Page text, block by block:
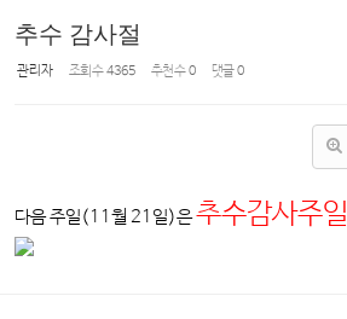
추수 감사절
관리자 조회 수4365 추천 수0 댓글0
다음 주일(11월 21일)은추수감사주일